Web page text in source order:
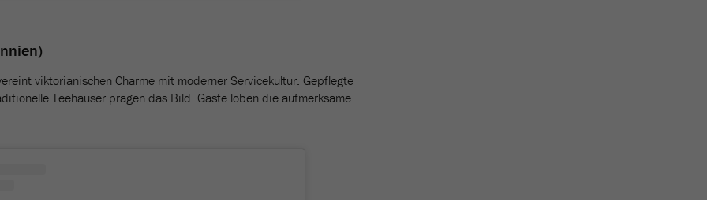
viktorianischen Charme mit moderner Servicekultur. Gepflegte
Teehäuser prägen das Bild. Gäste loben die aufmerksame